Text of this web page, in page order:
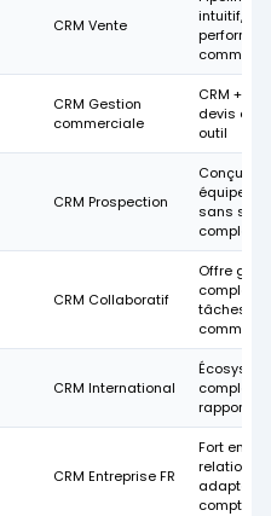
CRM Vente
intuitif, axé
CRM Gestion
commerciale
CRM +
devis en
outil
CRM Prospection
Conçu
équipes
sans
complexe
CRM Collaboratif
Offre
complète,
tâches +
CRM International
complet,
rapport
CRM Entreprise FR
Fort en
relations
adapté
comptes